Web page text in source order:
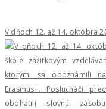
V dňoch 12. až 14. októbra